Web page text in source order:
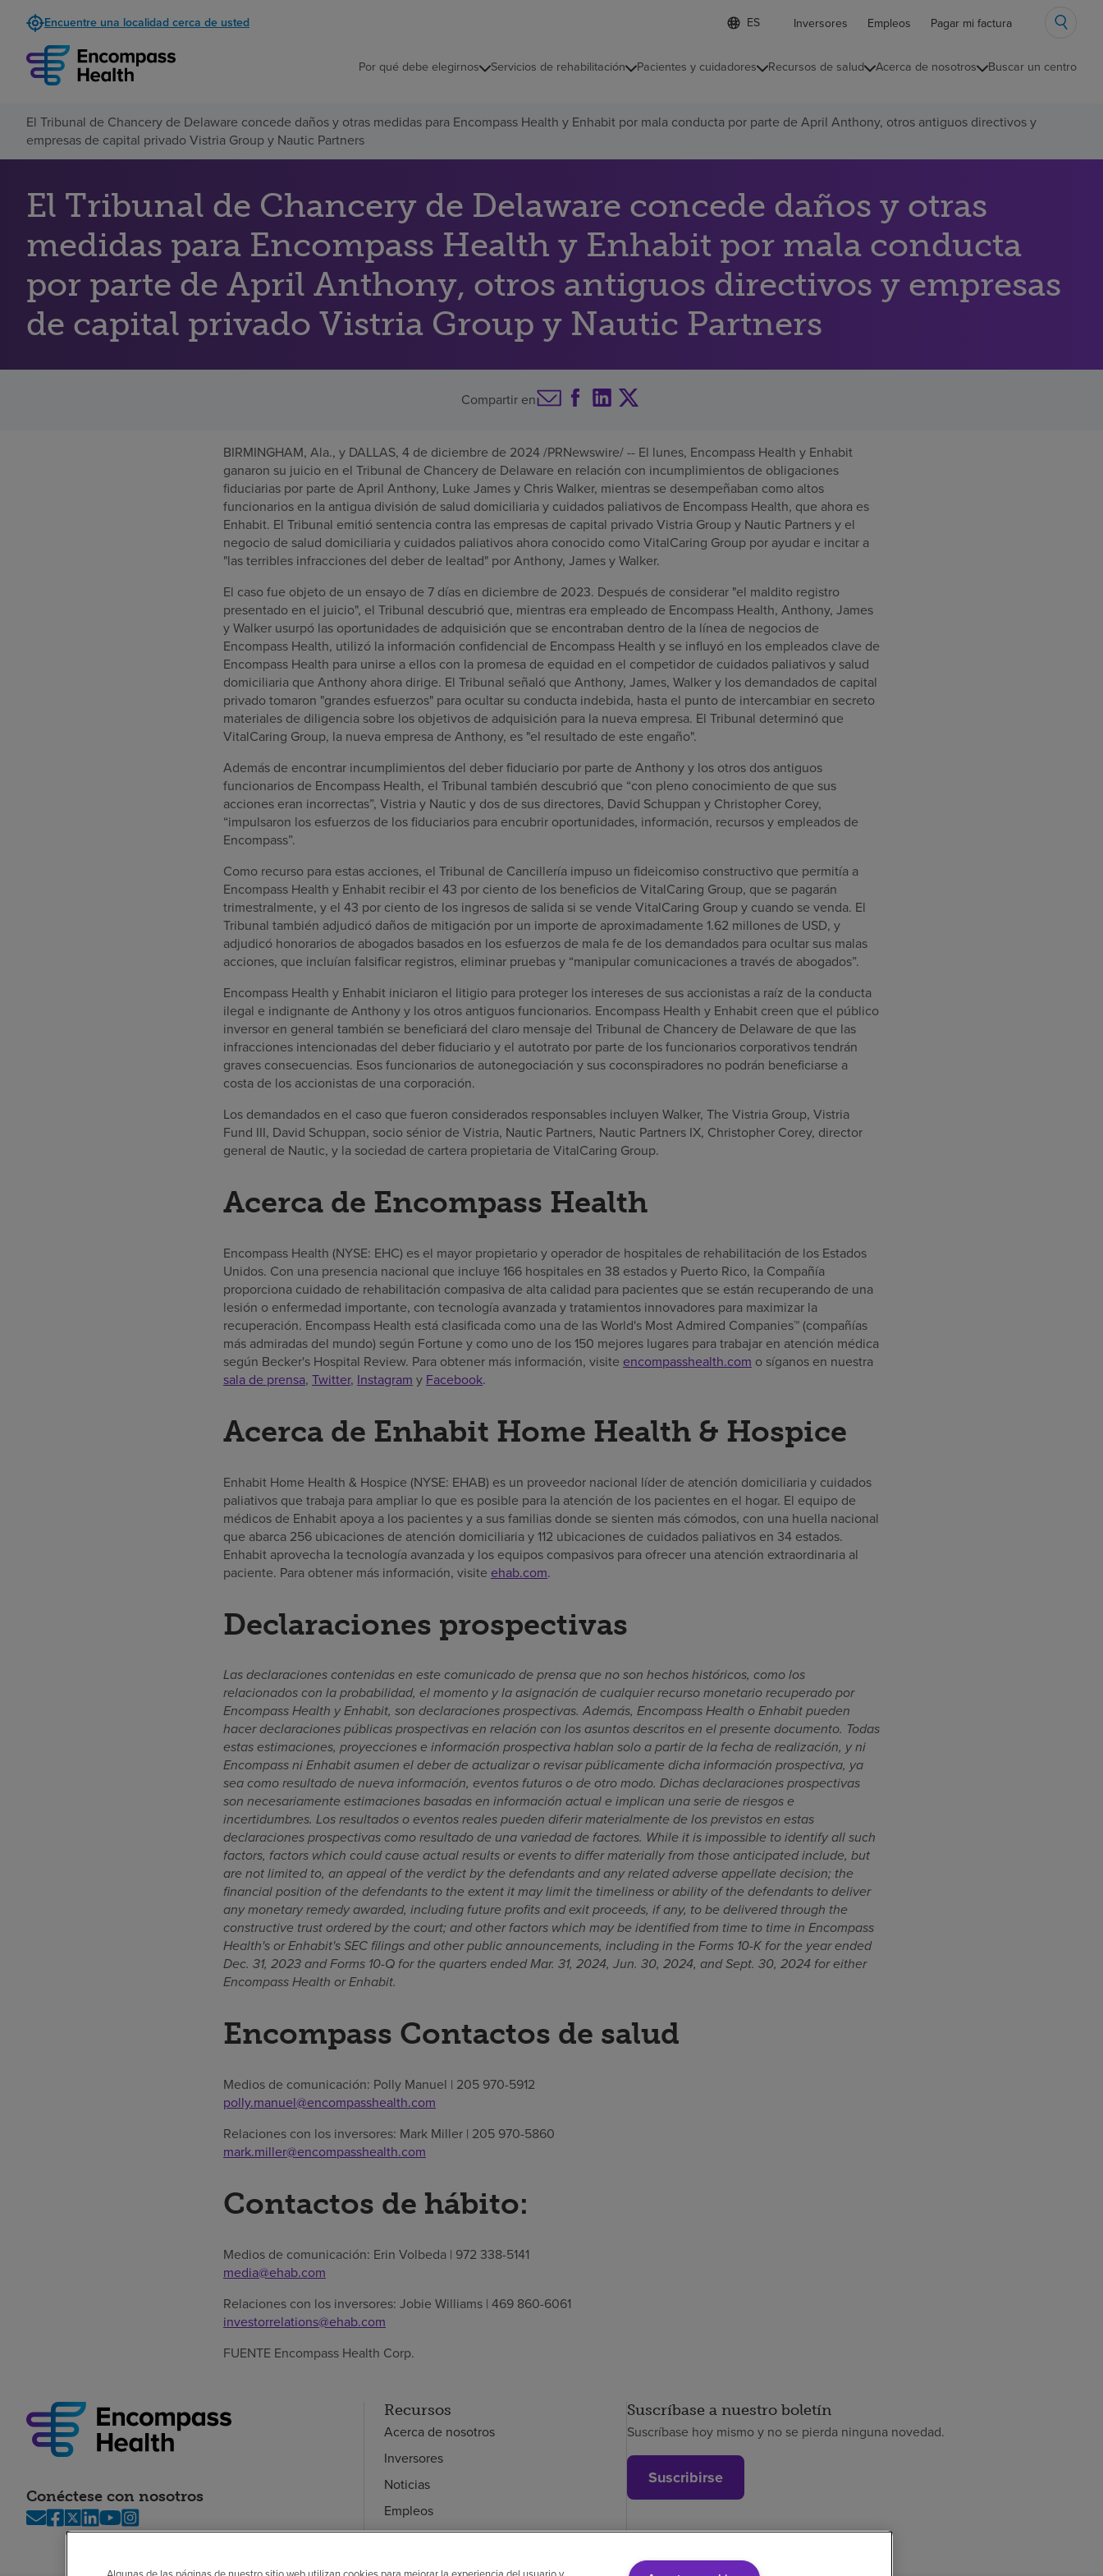
Encuentre una localidad cerca de usted
Lista
de
contraída
d
o
e
e
o
a
d
o
Inversores Empleos Pagar mi factura
Por qué debe elegirnos Servicios de rehabilitación Pacientes y cuidadores Recursos de salud Acerca de nosotros Buscar un centro
El Tribunal de Chancery de Delaware concede daños y otras medidas para Encompass Health y Enhabit por mala conducta por parte de April Anthony, otros antiguos directivos y
empresas de capital privado Vistria Group y Nautic Partners
El Tribunal de Chancery de Delaware concede daños y otras
medidas para Encompass Health y Enhabit por mala conducta
por parte de April Anthony, otros antiguos directivos y empresas
de capital privado Vistria Group y Nautic Partners
Compartir en
BIRMINGHAM, Ala., y DALLAS, 4 de diciembre de 2024 /PRNewswire/ -- El lunes, Encompass Health y Enhabit
ganaron su juicio en el Tribunal de Chancery de Delaware en relación con incumplimientos de obligaciones
fiduciarias por parte de April Anthony, Luke James y Chris Walker, mientras se desempeñaban como altos
funcionarios en la antigua división de salud domiciliaria y cuidados paliativos de Encompass Health, que ahora es
Enhabit. El Tribunal emitió sentencia contra las empresas de capital privado Vistria Group y Nautic Partners y el
negocio de salud domiciliaria y cuidados paliativos ahora conocido como VitalCaring Group por ayudar e incitar a
"las terribles infracciones del deber de lealtad" por Anthony, James y Walker.
El caso fue objeto de un ensayo de 7 días en diciembre de 2023. Después de considerar "el maldito registro
presentado en el juicio", el Tribunal descubrió que, mientras era empleado de Encompass Health, Anthony, James
y Walker usurpó las oportunidades de adquisición que se encontraban dentro de la línea de negocios de
Encompass Health, utilizó la información confidencial de Encompass Health y se influyó en los empleados clave de
Encompass Health para unirse a ellos con la promesa de equidad en el competidor de cuidados paliativos y salud
domiciliaria que Anthony ahora dirige. El Tribunal señaló que Anthony, James, Walker y los demandados de capital
privado tomaron "grandes esfuerzos" para ocultar su conducta indebida, hasta el punto de intercambiar en secreto
materiales de diligencia sobre los objetivos de adquisición para la nueva empresa. El Tribunal determinó que
VitalCaring Group, la nueva empresa de Anthony, es "el resultado de este engaño".
Además de encontrar incumplimientos del deber fiduciario por parte de Anthony y los otros dos antiguos
funcionarios de Encompass Health, el Tribunal también descubrió que “con pleno conocimiento de que sus
acciones eran incorrectas”, Vistria y Nautic y dos de sus directores, David Schuppan y Christopher Corey,
“impulsaron los esfuerzos de los fiduciarios para encubrir oportunidades, información, recursos y empleados de
Encompass”.
Como recurso para estas acciones, el Tribunal de Cancillería impuso un fideicomiso constructivo que permitía a
Encompass Health y Enhabit recibir el 43 por ciento de los beneficios de VitalCaring Group, que se pagarán
trimestralmente, y el 43 por ciento de los ingresos de salida si se vende VitalCaring Group y cuando se venda. El
Tribunal también adjudicó daños de mitigación por un importe de aproximadamente 1.62 millones de USD, y
adjudicó honorarios de abogados basados en los esfuerzos de mala fe de los demandados para ocultar sus malas
acciones, que incluían falsificar registros, eliminar pruebas y “manipular comunicaciones a través de abogados”.
Encompass Health y Enhabit iniciaron el litigio para proteger los intereses de sus accionistas a raíz de la conducta
ilegal e indignante de Anthony y los otros antiguos funcionarios. Encompass Health y Enhabit creen que el público
inversor en general también se beneficiará del claro mensaje del Tribunal de Chancery de Delaware de que las
infracciones intencionadas del deber fiduciario y el autotrato por parte de los funcionarios corporativos tendrán
graves consecuencias. Esos funcionarios de autonegociación y sus coconspiradores no podrán beneficiarse a
costa de los accionistas de una corporación.
Los demandados en el caso que fueron considerados responsables incluyen Walker, The Vistria Group, Vistria
Fund III, David Schuppan, socio sénior de Vistria, Nautic Partners, Nautic Partners IX, Christopher Corey, director
general de Nautic, y la sociedad de cartera propietaria de VitalCaring Group.
Acerca de Encompass Health
Encompass Health (NYSE: EHC) es el mayor propietario y operador de hospitales de rehabilitación de los Estados
Unidos. Con una presencia nacional que incluye 166 hospitales en 38 estados y Puerto Rico, la Compañía
proporciona cuidado de rehabilitación compasiva de alta calidad para pacientes que se están recuperando de una
lesión o enfermedad importante, con tecnología avanzada y tratamientos innovadores para maximizar la
recuperación. Encompass Health está clasificada como una de las World's Most Admired Companies™ (compañías
más admiradas del mundo) según Fortune y como uno de los 150 mejores lugares para trabajar en atención médica
según Becker's Hospital Review. Para obtener más información, visite encompasshealth.com o síganos en nuestra
sala de prensa, Twitter, Instagram y Facebook.
Acerca de Enhabit Home Health & Hospice
Enhabit Home Health & Hospice (NYSE: EHAB) es un proveedor nacional líder de atención domiciliaria y cuidados
paliativos que trabaja para ampliar lo que es posible para la atención de los pacientes en el hogar. El equipo de
médicos de Enhabit apoya a los pacientes y a sus familias donde se sienten más cómodos, con una huella nacional
que abarca 256 ubicaciones de atención domiciliaria y 112 ubicaciones de cuidados paliativos en 34 estados.
Enhabit aprovecha la tecnología avanzada y los equipos compasivos para ofrecer una atención extraordinaria al
paciente. Para obtener más información, visite ehab.com.
Declaraciones prospectivas
Las declaraciones contenidas en este comunicado de prensa que no son hechos históricos, como los
relacionados con la probabilidad, el momento y la asignación de cualquier recurso monetario recuperado por
Encompass Health y Enhabit, son declaraciones prospectivas. Además, Encompass Health o Enhabit pueden
hacer declaraciones públicas prospectivas en relación con los asuntos descritos en el presente documento. Todas
estas estimaciones, proyecciones e información prospectiva hablan solo a partir de la fecha de realización, y ni
Encompass ni Enhabit asumen el deber de actualizar o revisar públicamente dicha información prospectiva, ya
sea como resultado de nueva información, eventos futuros o de otro modo. Dichas declaraciones prospectivas
son necesariamente estimaciones basadas en información actual e implican una serie de riesgos e
incertidumbres. Los resultados o eventos reales pueden diferir materialmente de los previstos en estas
declaraciones prospectivas como resultado de una variedad de factores. While it is impossible to identify all such
factors, factors which could cause actual results or events to differ materially from those anticipated include, but
are not limited to, an appeal of the verdict by the defendants and any related adverse appellate decision; the
financial position of the defendants to the extent it may limit the timeliness or ability of the defendants to deliver
any monetary remedy awarded, including future profits and exit proceeds, if any, to be delivered through the
constructive trust ordered by the court; and other factors which may be identified from time to time in Encompass
Health's or Enhabit's SEC filings and other public announcements, including in the Forms 10-K for the year ended
Dec. 31, 2023 and Forms 10-Q for the quarters ended Mar. 31, 2024, Jun. 30, 2024, and Sept. 30, 2024 for either
Encompass Health or Enhabit.
Encompass Contactos de salud
Medios de comunicación: Polly Manuel | 205 970-5912
polly.manuel@encompasshealth.com
Relaciones con los inversores: Mark Miller | 205 970-5860
mark.miller@encompasshealth.com
Contactos de hábito:
Medios de comunicación: Erin Volbeda | 972 338-5141
media@ehab.com
Relaciones con los inversores: Jobie Williams | 469 860-6061
investorrelations@ehab.com
FUENTE Encompass Health Corp.
Conéctese con nosotros
Recursos
Acerca de nosotros
Inversores
Noticias
Empleos
Empleados
Suscríbase a nuestro boletín
Suscríbase hoy mismo y no se pierda ninguna novedad.
Suscribirse